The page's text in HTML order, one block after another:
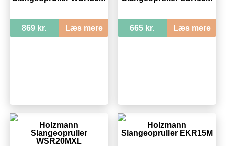
869 kr. Læs mere 665 kr. Læs mere
Holzmann
Slangeopruller
WSR20MXL
Holzmann
Slangeopruller EKR15M